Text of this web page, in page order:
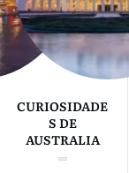
CURIOSIDADE
S DE
AUSTRALIA